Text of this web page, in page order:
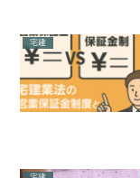
宅建